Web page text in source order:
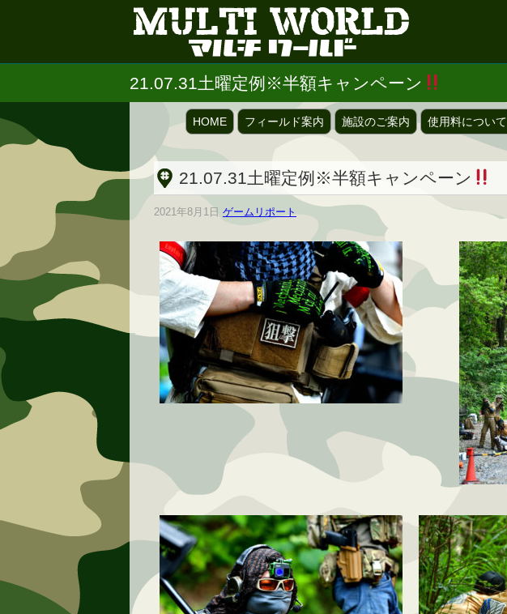
21.07.31土曜定例※半額キャンペーン
HOME フィールド案内 施設のご案内 使用料について
21.07.31土曜定例※半額キャンペーン
2021年8月1日 ゲームリポート